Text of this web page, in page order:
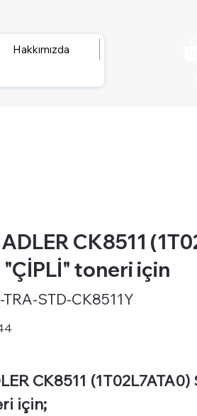
Hakkımızda
CK8511
"ÇİPLİ" toneri için
TRA-STD-CK8511Y
CK8511 (1T02L7ATA0)
için;